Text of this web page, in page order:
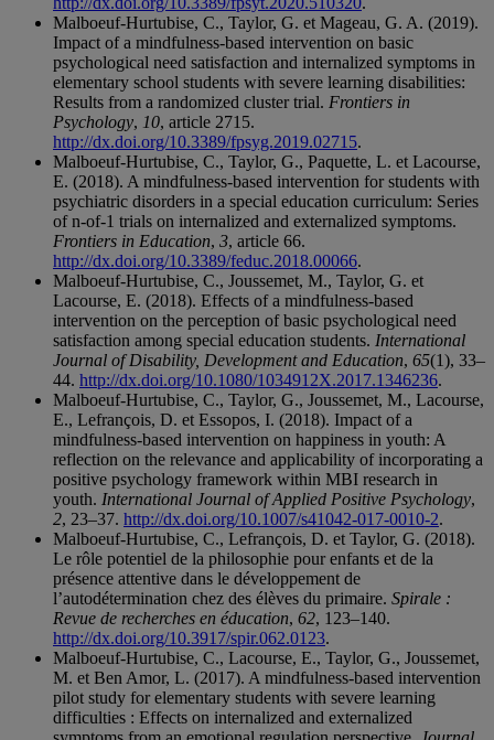
Malboeuf-Hurtubise, C., Taylor, G. et Mageau, G. A. (2019).
Impact of a mindfulness-based intervention on basic
psychological need satisfaction and internalized symptoms in
elementary school students with severe learning disabilities:
Results from a randomized cluster trial. Frontiers in
Psychology, 10, article 2715.
http://dx.doi.org/10.3389/fpsyg.2019.02715.
Malboeuf-Hurtubise, C., Taylor, G., Paquette, L. et Lacourse,
E. (2018). A mindfulness-based intervention for students with
psychiatric disorders in a special education curriculum: Series
of n-of-1 trials on internalized and externalized symptoms.
Frontiers in Education, 3, article 66.
http://dx.doi.org/10.3389/feduc.2018.00066.
Malboeuf-Hurtubise, C., Joussemet, M., Taylor, G. et
Lacourse, E. (2018). Effects of a mindfulness-based
intervention on the perception of basic psychological need
satisfaction among special education students. International
Journal of Disability, Development and Education, 65(1), 33–
44. http://dx.doi.org/10.1080/1034912X.2017.1346236.
Malboeuf-Hurtubise, C., Taylor, G., Joussemet, M., Lacourse,
E., Lefrançois, D. et Essopos, I. (2018). Impact of a
mindfulness-based intervention on happiness in youth: A
reflection on the relevance and applicability of incorporating a
positive psychology framework within MBI research in
youth. International Journal of Applied Positive Psychology,
2, 23–37. http://dx.doi.org/10.1007/s41042-017-0010-2.
Malboeuf-Hurtubise, C., Lefrançois, D. et Taylor, G. (2018).
Le rôle potentiel de la philosophie pour enfants et de la
présence attentive dans le développement de
l’autodétermination chez des élèves du primaire. Spirale :
Revue de recherches en éducation, 62, 123–140.
http://dx.doi.org/10.3917/spir.062.0123.
Malboeuf-Hurtubise, C., Lacourse, E., Taylor, G., Joussemet,
M. et Ben Amor, L. (2017). A mindfulness-based intervention
pilot study for elementary students with severe learning
difficulties : Effects on internalized and externalized